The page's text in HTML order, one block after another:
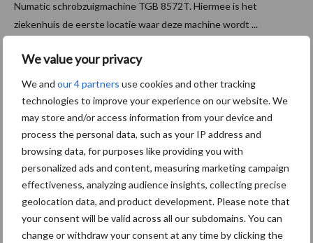
We value your privacy
We and our 4 partners use cookies and other tracking
technologies to improve your experience on our website. We
may store and/or access information from your device and
process the personal data, such as your IP address and
browsing data, for purposes like providing you with
personalized ads and content, measuring marketing campaign
effectiveness, analyzing audience insights, collecting precise
geolocation data, and product development. Please note that
your consent will be valid across all our subdomains. You can
change or withdraw your consent at any time by clicking the
Numatic schrobzuigmachine TGB 8572T. Hiermee is het
ziekenhuis de eerste locatie waar deze machine wordt ...
Machina
al
vloerond
erhoud:
"doen is
denken
in
oplossin
7 februari 2018